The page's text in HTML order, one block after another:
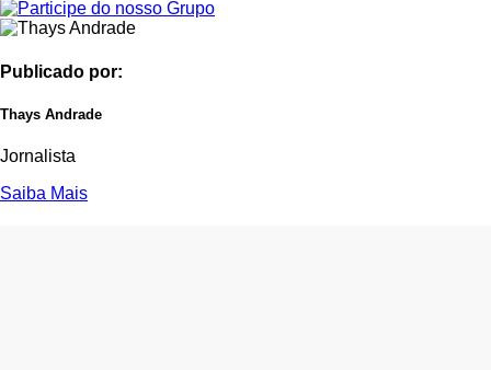
Publicado por:
Thays Andrade
Jornalista
Saiba Mais